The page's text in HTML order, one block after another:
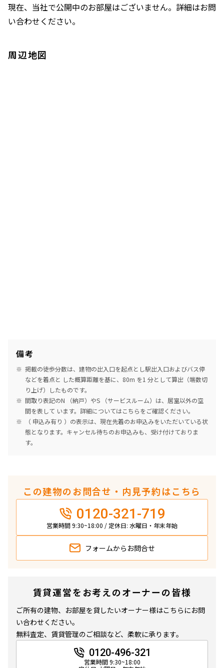
現在、当社で公開中のお部屋はございません。詳細はお問
い合わせください。
周辺地図
備考
掲載の徒歩分数は、建物の出入口を起点とし駅出入口およびバス停
などを着点と した概算距離を基に、80m を1 分として算出（端数切
り上げ）したものです。
間取り表記のN （納戸）やS （サービスルーム）は、居室以外の空
間を表して います。詳細についてはこちらをご確認ください。
（ 申込み有り ）の表示は、現在先着のお申込みをいただいている状
態となります。キャンセル待ちのお申込みも、受け付けておりま
す。
この建物のお問合せ・内見予約はこちら
0120-321-719
営業時間 9:30~18:00 / 定休日: 水曜日・年末年始
フォームから お問合せ
賃貸運営をお考えのオーナーの皆様
ご所有の建物、お部屋を貸したいオーナー様はこちらにお問
い合わせください。
無料査定、賃貸管理のご相談など、柔軟に承ります。
0120-496-321
営業時間 9:30~18:00